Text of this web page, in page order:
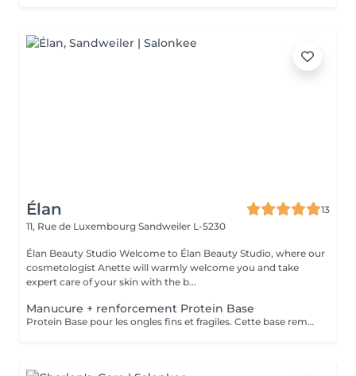
Élan
13
11, Rue de Luxembourg Sandweiler L-5230
Élan Beauty Studio Welcome to Élan Beauty Studio, where our
cosmetologist Anette will warmly welcome you and take
expert care of your skin with the b...
Manucure + renforcement Protein Base
Protein Base pour les ongles fins et fragiles. Cette base remplie de protéines ravivent et renforcent vos ongles. Il protège, renforce et restaure instantanément et au long terme les ongles. Formule douce et soignante qui protège la plaque naturelle de l ongle contre les agressions extérieures et les traumatismes mécaniques.